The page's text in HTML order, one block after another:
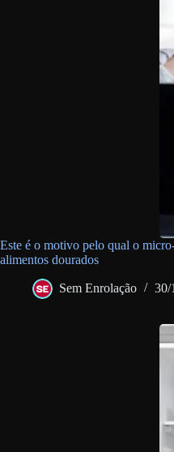
Este é o motivo pelo qual o
alimentos dourados
Sem Enrolação 30/